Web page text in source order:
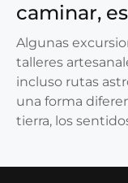
caminar,
Algunas
talleres
incluso rutas
una forma
tierra, los